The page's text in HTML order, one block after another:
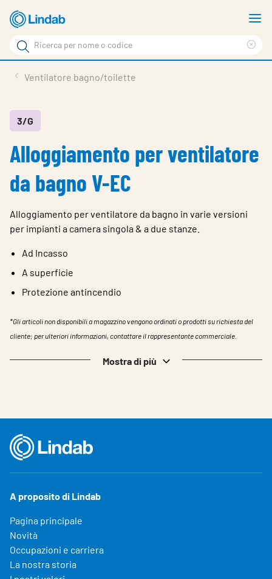
Log
visionare
Cerca
Cerca
Su Lindab
Su Tecnovent
Contatti
Log in
Scegliere la lingua
Ventilatore bagno/toilette
3/G
Alloggiamento per ventilatore
da bagno V-EC
Alloggiamento per ventilatore da bagno in varie versioni
per impianti a camera singola & a due stanze.
Ad Incasso
A superficie
Protezione antincendio
*Gli articoli non disponibili a magazzino vengono ordinati o prodotti su richiesta del
cliente; per ulteriori informazioni, contattare il rappresentante commerciale.
Mostra di più
A proposito di Lindab
Pagina principale
Novità
Occupazioni e carriera
La nostra storia